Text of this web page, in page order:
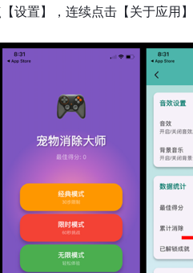
设置】，连续点击【关于应用